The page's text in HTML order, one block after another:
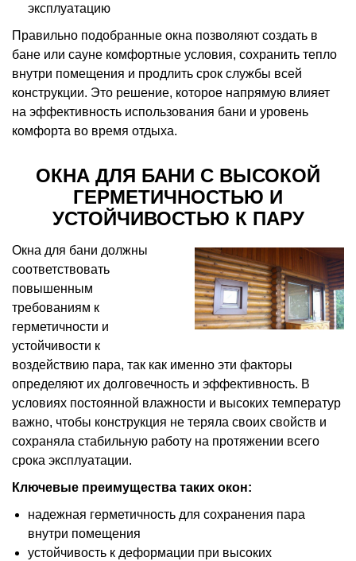
эксплуатацию
Правильно подобранные окна позволяют создать в
бане или сауне комфортные условия, сохранить тепло
внутри помещения и продлить срок службы всей
конструкции. Это решение, которое напрямую влияет
на эффективность использования бани и уровень
комфорта во время отдыха.
ОКНА ДЛЯ БАНИ С ВЫСОКОЙ
ГЕРМЕТИЧНОСТЬЮ И
УСТОЙЧИВОСТЬЮ К ПАРУ
Окна для бани должны
соответствовать
повышенным
требованиям к
герметичности и
устойчивости к
воздействию пара, так как именно эти факторы
определяют их долговечность и эффективность. В
условиях постоянной влажности и высоких температур
важно, чтобы конструкция не теряла своих свойств и
сохраняла стабильную работу на протяжении всего
срока эксплуатации.
Ключевые преимущества таких окон:
надежная герметичность для сохранения пара
внутри помещения
устойчивость к деформации при высоких